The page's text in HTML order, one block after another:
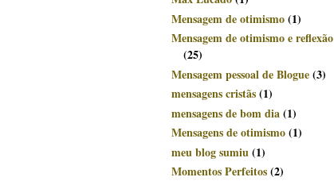
Mensagem de otimismo(1)
Mensagem de otimismo e reflexão
(25)
Mensagem pessoal de Blogue(3)
mensagens cristãs(1)
mensagens de bom dia(1)
Mensagens de otimismo(1)
meu blog sumiu(1)
Momentos Perfeitos(2)